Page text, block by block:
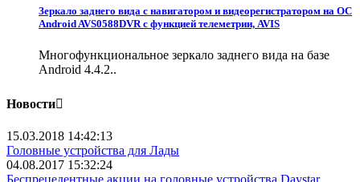
Зеркало заднего вида с навигатором и видеорегистратором на ОС
Android AVS0588DVR с функцией телеметрии, AVIS
Многофункциональное зеркало заднего вида на базе
Android 4.4.2..
Новости
15.03.2018 14:42:13
Головные устройства для Лады
04.08.2017 15:32:24
Беспрецедентные акции на головные устройства Daystar